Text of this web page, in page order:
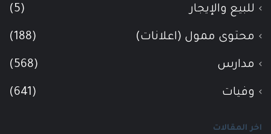
للبيع والإيجار (5)
محتوى ممول (اعلانات) (188)
مدارس (568)
وفيات (641)
اخر المقالات